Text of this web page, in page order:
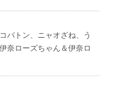
バトン、ニャオざね、う
奈ローズちゃん＆伊奈ロ